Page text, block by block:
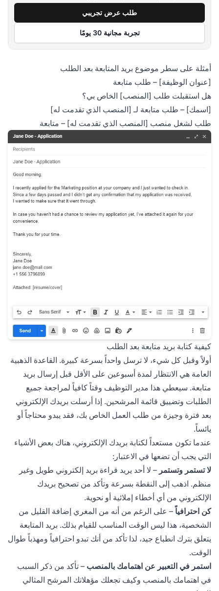
طلب عرض تجريبي
تجربة مجانية 30 يومًا
أمثلة على سطر موضوع بريد المتابعة بعد الطلب
[عنوان الوظيفة] – طلب متابعة
هل استقبلت طلب [المنصب] الخاص بي؟
[اسمك] – طلب متابعة لـ [المنصب الذي تقدمت له]
طلب لشغل منصب [المنصب الذي تقدمت له] – متابعة
كيفية كتابة بريد متابعة بعد الطلب
أولاً وقبل كل شيء، لا ترسل واحداً بسرعة كبيرة. القاعدة الذهبية
العامة هي الانتظار لمدة أسبوعين على الأقل قبل إرسال بريد
متابعة. سيعطي هذا مدير التوظيف وقتاً كافياً لمراجعة جميع
الطلبات وتضييق قائمة المرشحين. إذا أرسلت بريدك الإلكتروني
بعد فترة وجيزة من طلب العمل الخاص بك، فقد يبدو محتاجاً أو
يائساً.
عندما تكون مستعداً لكتابة بريدك الإلكتروني، هناك بعض الأشياء
التي يجب أن تضعها في الاعتبار:
لا تستمر وتستمر – لا أحد يريد قراءة بريد إلكتروني طويل وغير
منظم. اذهب إلى النقطة بسرعة وتأكد من تصحيح بريدك
الإلكتروني من أي أخطاء إملائية أو نحوية.
كن احترافياً– على الرغم من أنه من المغري إضافة القليل من
الشخصية، هذا ليس الوقت المناسب للقيام بذلك. بريد المتابعة
يتعلق بترك انطباع جيد، لذا تأكد من أنك تبدو احترافياً ومهذباً طوال
الوقت.
استمر في التعبير عن اهتمامك بالمنصب – تأكد من ذكر السبب
في اهتمامك بالمنصب وكيف تجعلك مؤهلاتك المرشح المثالي